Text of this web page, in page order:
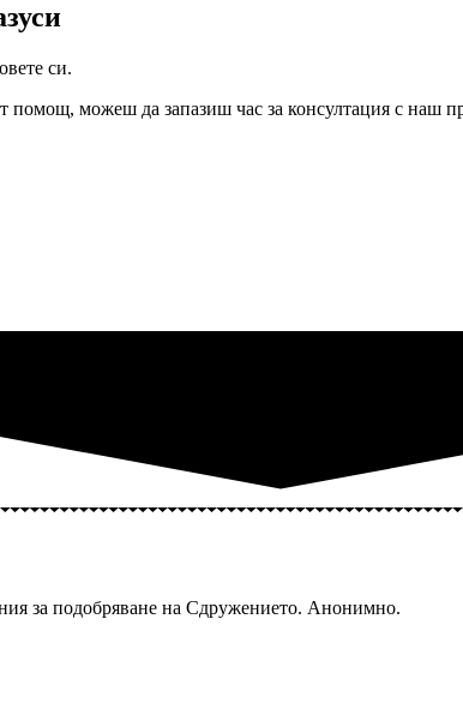
си.
можеш да запазиш час за консултация с наш
за подобряване на Сдружението. Анонимно.